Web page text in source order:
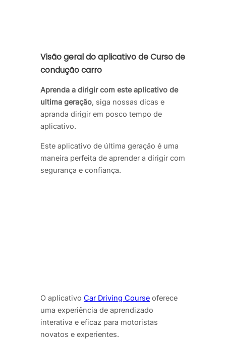
Visão geral do aplicativo de Curso de
condução carro
Aprenda a dirigir com este aplicativo de
ultima geração, siga nossas dicas e
apranda dirigir em posco tempo de
aplicativo.
Este aplicativo de última geração é uma
maneira perfeita de aprender a dirigir com
segurança e confiança.
O aplicativo Car Driving Course oferece
uma experiência de aprendizado
interativa e eficaz para motoristas
novatos e experientes.